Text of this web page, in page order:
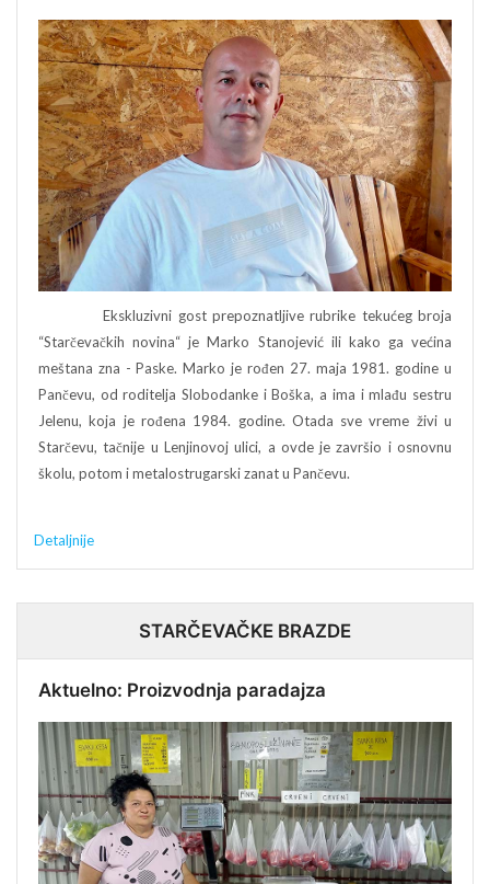
Ekskluzivni gost prepoznatljive rubrike tekućeg broja
“Starčevačkih novina“ je Marko Stanojević ili kako ga većina
meštana zna - Paske. Marko je rođen 27. maja 1981. godine u
Pančevu, od roditelja Slobodanke i Boška, a ima i mlađu sestru
Jelenu, koja je rođena 1984. godine. Otada sve vreme živi u
Starčevu, tačnije u Lenjinovoj ulici, a ovde je završio i osnovnu
školu, potom i metalostrugarski zanat u Pančevu.
Detaljnije
STARČEVAČKE BRAZDE
Aktuelno: Proizvodnja paradajza